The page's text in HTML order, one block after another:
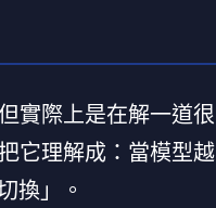
實際上是在解一道很
它理解成：當模型越
換」。